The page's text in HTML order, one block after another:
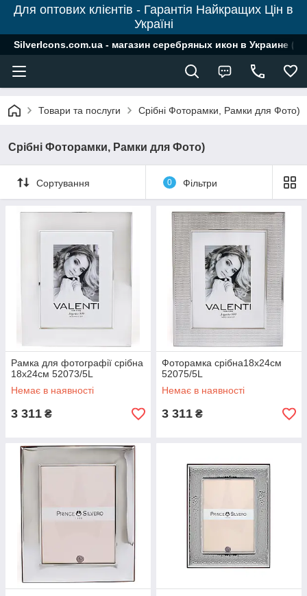
Для оптових клієнтів - Гарантія Найкращих Цін в
Україні
SilverIcons.com.ua - магазин серебряных икон в Украине (
Товари та послуги Срібні Фоторамки, Рамки для Фото)
Срібні Фоторамки, Рамки для Фото)
Сортування 0 Фільтри
Рамка для фотографії срібна
18x24см 52073/5L
Немає в наявності
3 311 ₴
Фоторамка срібна18x24см
52075/5L
Немає в наявності
3 311 ₴